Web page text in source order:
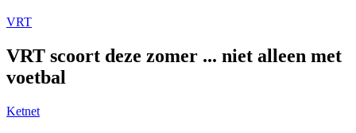
VRT
VRT scoort deze zomer ... niet alleen met
voetbal
Ketnet